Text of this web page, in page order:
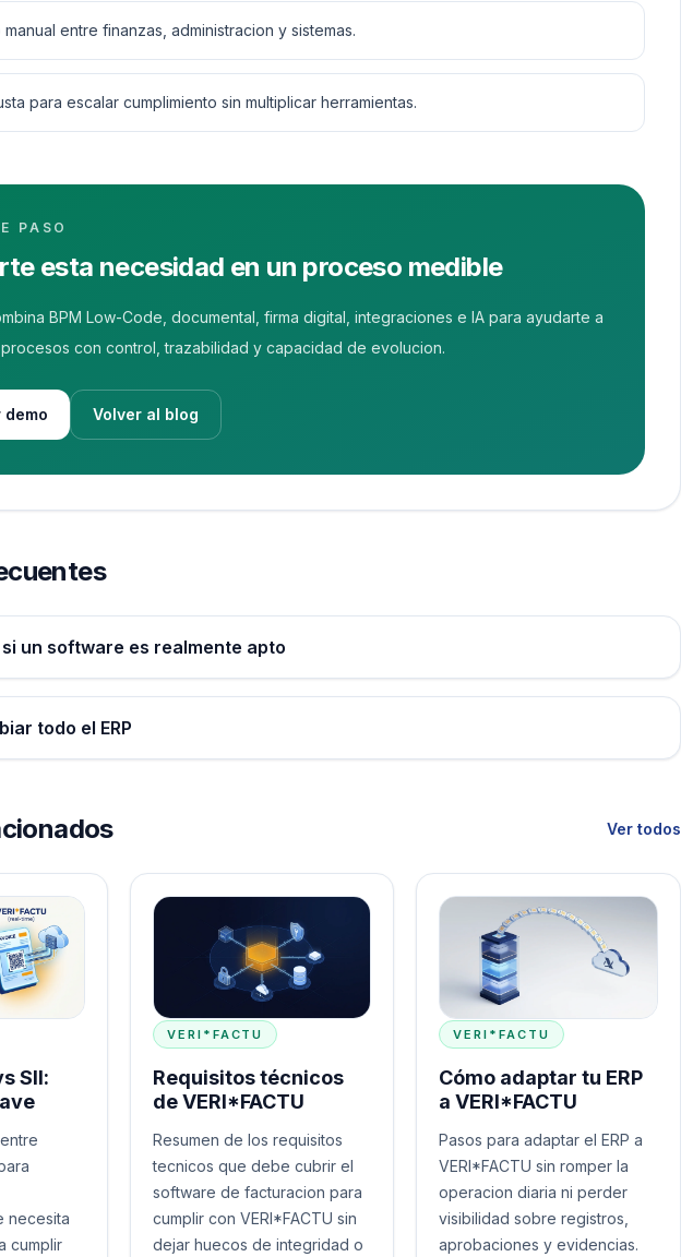
entre finanzas, administracion y sistemas.
para escalar cumplimiento sin multiplicar herramientas.
PASO
esta necesidad en un proceso medible
BPM Low-Code, documental, firma digital, integraciones e IA para ayudarte a
con control, trazabilidad y capacidad de evolucion.
Volver al blog
un software es realmente apto
todo el ERP
Ver todos
SII:
necesita
cumplir
VERI*FACTU
Requisitos técnicos
de VERI*FACTU
Resumen de los requisitos
tecnicos que debe cubrir el
software de facturacion para
cumplir con VERI*FACTU sin
dejar huecos de integridad o
VERI*FACTU
Cómo adaptar tu ERP
a VERI*FACTU
Pasos para adaptar el ERP a
VERI*FACTU sin romper la
operacion diaria ni perder
visibilidad sobre registros,
aprobaciones y evidencias.